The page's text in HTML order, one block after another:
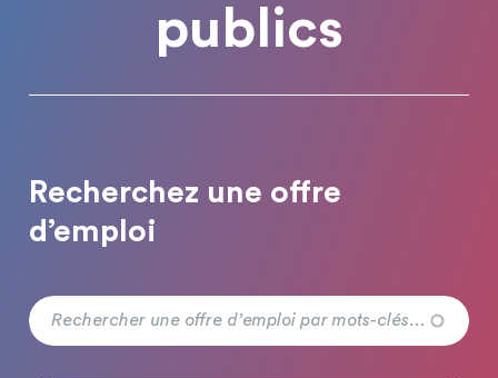
publics
Recherchez une offre
d’emploi